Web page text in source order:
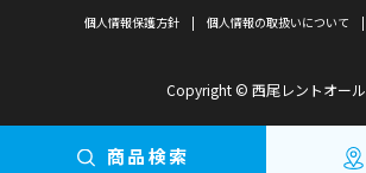
商品検索
個人情報保護方針 個人情報の取扱いについて
Copyright © 西尾レントオール